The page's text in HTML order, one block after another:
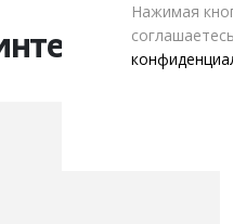
Нажимая